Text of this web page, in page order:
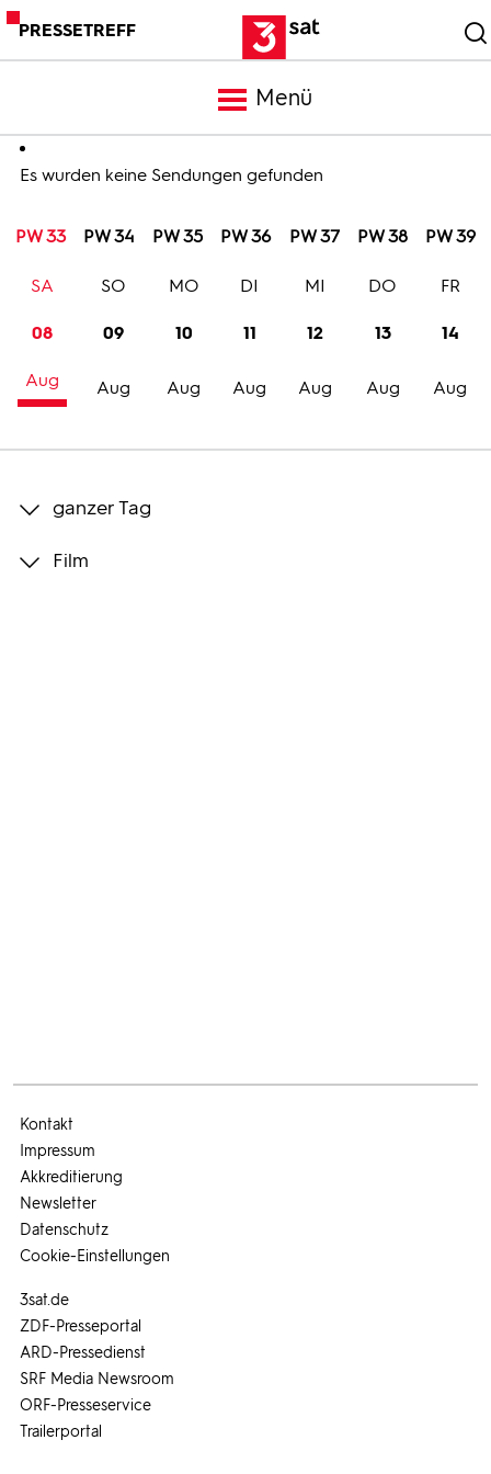
PRESSETREFF
Menü
Meldungen
Programm
Trailer
Bilder
Es wurden keine Sendungen gefunden
PW 33 PW 34 PW 35 PW 36 PW 37 PW 38 PW 39
08
Aug
SA
09
Aug
SO
10
Aug
MO
11
Aug
DI
12
Aug
MI
13
Aug
DO
14
Aug
FR
ganzer Tag
Film
3sat.de
ZDF-Presseportal
ARD-Pressedienst
SRF Media Newsroom
ORF-Presseservice
Trailerportal
Kontakt
Impressum
Akkreditierung
Newsletter
Datenschutz
Cookie-Einstellungen